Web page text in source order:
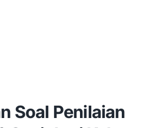
Soal Penilaian